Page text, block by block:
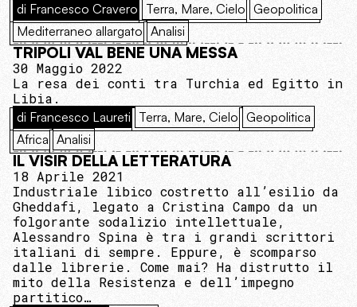
di Francesco Cravero Terra, Mare, Cielo Geopolitica
Mediterraneo allargato Analisi
TRIPOLI VAL BENE UNA MESSA
30 Maggio 2022
La resa dei conti tra Turchia ed Egitto in
Libia.
di Francesco Laureti Terra, Mare, Cielo Geopolitica
Africa Analisi
IL VISIR DELLA LETTERATURA
18 Aprile 2021
Industriale libico costretto all’esilio da
Gheddafi, legato a Cristina Campo da un
folgorante sodalizio intellettuale,
Alessandro Spina è tra i grandi scrittori
italiani di sempre. Eppure, è scomparso
dalle librerie. Come mai? Ha distrutto il
mito della Resistenza e dell’impegno
partitico…